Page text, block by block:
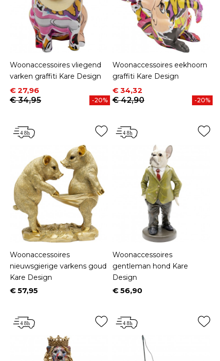
Woonaccessoires vliegend
varken graffiti Kare Design
Prijs
€ 27,96
Normale prijs
€ 34,95
-20%
Woonaccessoires eekhoorn
graffiti Kare Design
Prijs
€ 34,32
Normale prijs
€ 42,90
-20%
Woonaccessoires
nieuwsgierige varkens goud
Kare Design
Prijs
€ 57,95
Woonaccessoires
gentleman hond Kare
Design
Prijs
€ 56,90